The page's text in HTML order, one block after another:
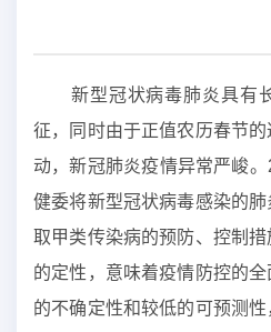
新型冠状病毒肺炎具有
征，同时由于正值农历春节
动，新冠肺炎疫情异常严峻。
健委将新型冠状病毒感染的
取甲类传染病的预防、控制
的定性，意味着疫情防控的
的不确定性和较低的可预测